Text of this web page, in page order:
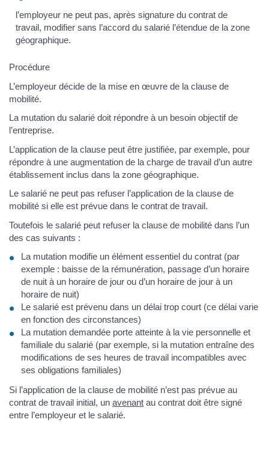
l’employeur ne peut pas, après signature du contrat de
travail, modifier sans l’accord du salarié l’étendue de la zone
géographique.
Procédure
L’employeur décide de la mise en œuvre de la clause de
mobilité.
La mutation du salarié doit répondre à un besoin objectif de
l’entreprise.
L’application de la clause peut être justifiée, par exemple, pour
répondre à une augmentation de la charge de travail d’un autre
établissement inclus dans la zone géographique.
Le salarié ne peut pas refuser l’application de la clause de
mobilité si elle est prévue dans le contrat de travail.
Toutefois le salarié peut refuser la clause de mobilité dans l’un
des cas suivants :
La mutation modifie un élément essentiel du contrat (par
exemple : baisse de la rémunération, passage d’un horaire
de nuit à un horaire de jour ou d’un horaire de jour à un
horaire de nuit)
Le salarié est prévenu dans un délai trop court (ce délai varie
en fonction des circonstances)
La mutation demandée porte atteinte à la vie personnelle et
familiale du salarié (par exemple, si la mutation entraîne des
modifications de ses heures de travail incompatibles avec
ses obligations familiales)
Si l’application de la clause de mobilité n’est pas prévue au
contrat de travail initial, un avenant au contrat doit être signé
entre l’employeur et le salarié.